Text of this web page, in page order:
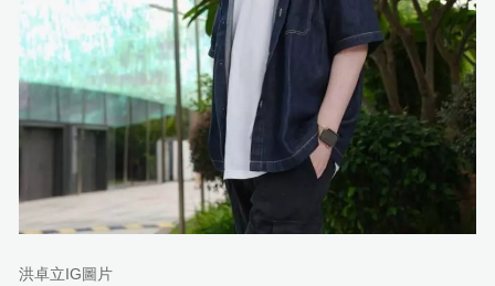
洪卓立IG圖片